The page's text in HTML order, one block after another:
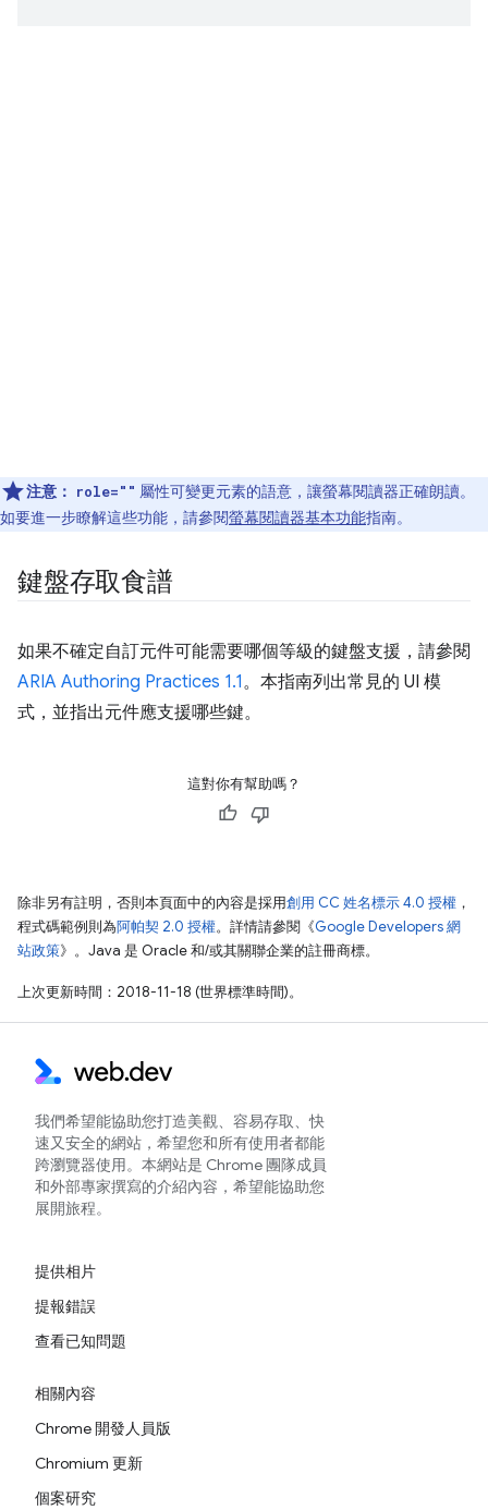
注意： role="" 屬性可變更元素的語意，讓螢幕閱讀器正確朗讀。
如要進一步瞭解這些功能，請參閱螢幕閱讀器基本功能指南。
鍵盤存取食譜
如果不確定自訂元件可能需要哪個等級的鍵盤支援，請參閱
ARIA Authoring Practices 1.1。本指南列出常見的 UI 模
式，並指出元件應支援哪些鍵。
這對你有幫助嗎？
除非另有註明，否則本頁面中的內容是採用創用 CC 姓名標示 4.0 授權 ，
程式碼範例則為阿帕契 2.0 授權。詳情請參閱《Google Developers 網
站政策》。Java 是 Oracle 和/或其關聯企業的註冊商標。
上次更新時間：2018-11-18 (世界標準時間)。
我們希望能協助您打造美觀、容易存取、快
速又安全的網站，希望您和所有使用者都能
跨瀏覽器使用。本網站是 Chrome 團隊成員
和外部專家撰寫的介紹內容，希望能協助您
展開旅程。
提供相片
提報錯誤
查看已知問題
相關內容
Chrome 開發人員版
Chromium 更新
個案研究